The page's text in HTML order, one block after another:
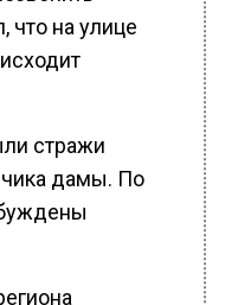
что на улице
стражи
дамы. По